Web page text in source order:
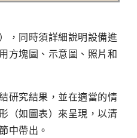
，同時須詳細說明設備進
方塊圖、示意圖、照片和
研究結果，並在適當的情
（如圖表）來呈現，以清
中帶出。